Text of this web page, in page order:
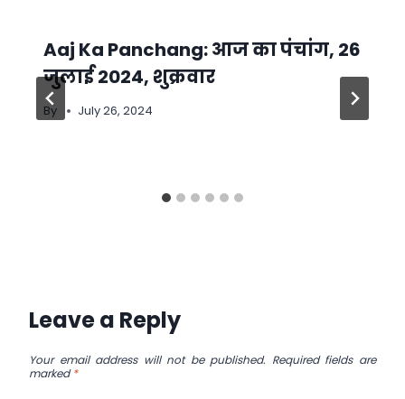
Aaj Ka Panchang: आज का पंचांग, 26
जुलाई 2024, शुक्रवार
By July 26, 2024
Leave a Reply
Your email address will not be published. Required fields are
marked*